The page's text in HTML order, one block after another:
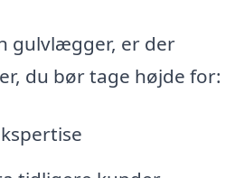
gulvlægger, er der
du bør tage højde for: